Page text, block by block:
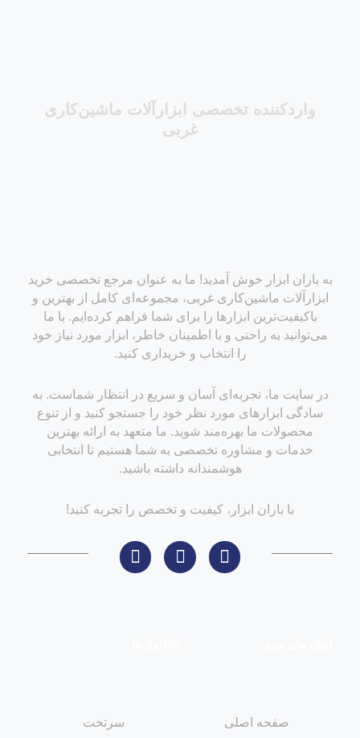
واردکننده تخصصی ابزارآلات ماشین‌کاری
غربی
به باران ابزار خوش آمدید! ما به عنوان مرجع تخصصی خرید
ابزارآلات ماشین‌کاری غربی، مجموعه‌ای کامل از بهترین و
باکیفیت‌ترین ابزارها را برای شما فراهم کرده‌ایم. با ما
می‌توانید به راحتی و با اطمینان خاطر، ابزار مورد نیاز خود
را انتخاب و خریداری کنید.
در سایت ما، تجربه‌ای آسان و سریع در انتظار شماست. به
سادگی ابزارهای مورد نظر خود را جستجو کنید و از تنوع
محصولات ما بهره‌مند شوید. ما متعهد به ارائه بهترین
خدمات و مشاوره تخصصی به شما هستیم تا انتخابی
هوشمندانه داشته باشید.
با باران ابزار، کیفیت و تخصص را تجربه کنید!
صفحه اصلی سرتخت